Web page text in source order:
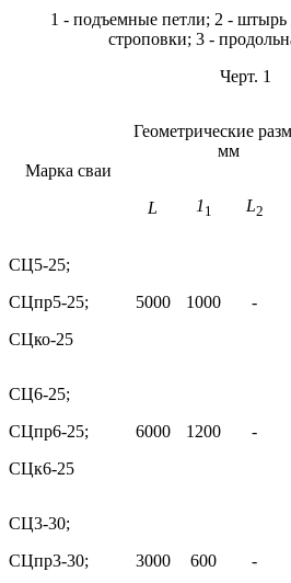
1 - подъемные петли; 2 - штырь
строповки; 3 -
Черт. 1
Марка сваи
Геометрические
мм
L
1 1 L2
СЦ5-25;
СЦпр5-25;
СЦко-25
5000 1000 -
CЦ6-25;
CЦпp6-25;
СЦк6-25
6000 1200 -
CЦ3-30;
СЦпр3-30;
3000 600 -